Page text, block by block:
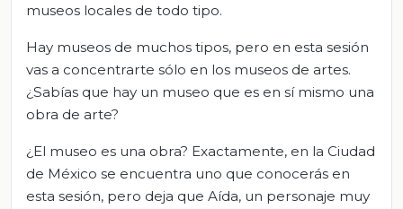
museos locales de todo tipo.
Hay museos de muchos tipos, pero en esta sesión
vas a concentrarte sólo en los museos de artes.
¿Sabías que hay un museo que es en sí mismo una
obra de arte?
¿El museo es una obra? Exactamente, en la Ciudad
de México se encuentra uno que conocerás en
esta sesión, pero deja que Aída, un personaje muy